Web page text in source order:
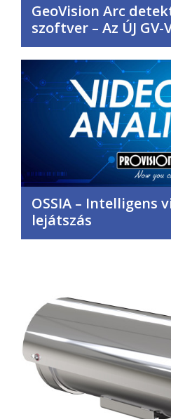
GeoVision Arc
szoftver – Az ÚJ GV-
OSSIA – Intelligens
lejátszás